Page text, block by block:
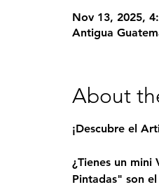
Nov 13, 2025,
Antigua
About
¡Descubre el
¿Tienes un mini
Pintadas" son